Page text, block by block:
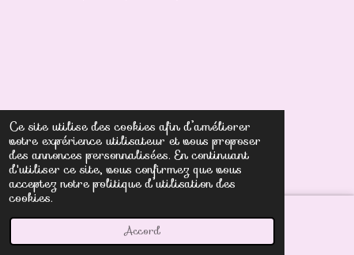
Ce site utilise des cookies afin d’améliorer
votre expérience utilisateur et vous proposer
des annonces personnalisées. En continuant
d'utiliser ce site, vous confirmez que vous
acceptez notre politique d’utilisation des
cookies.
Accord